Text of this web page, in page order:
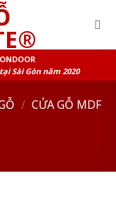
Sài Gòn năm 2020
/ CỬA GỖ MDF